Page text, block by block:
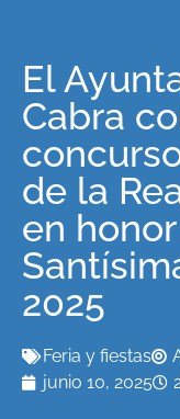
El
Cabra
de la
en
2025
Feria y fiestas
junio 10, 2025